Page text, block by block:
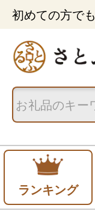
初めての方で
ランキング